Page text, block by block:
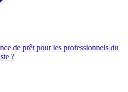
de prêt pour les professionnels du
?